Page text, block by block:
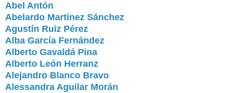
Abel Antón
Abelardo Martínez Sánchez
Agustín Ruiz Pérez
Alba García Fernández
Alberto Gavaldá Pina
Alberto León Herranz
Alejandro Blanco Bravo
Alessandra Aguilar Morán